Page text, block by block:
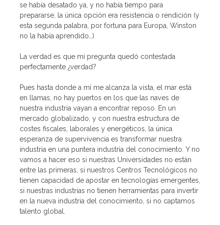
se había desatado ya, y no había tiempo para
prepararse, la única opción era resistencia o rendición (y
esta segunda palabra, por fortuna para Europa, Winston
no la había aprendido…)
La verdad es que mi pregunta quedó contestada
perfectamente ¿verdad?
Pues hasta donde a mí me alcanza la vista, el mar está
en llamas, no hay puertos en los que las naves de
nuestra industria vayan a encontrar reposo. En un
mercado globalizado, y con nuestra estructura de
costes fiscales, laborales y energéticos, la única
esperanza de supervivencia es transformar nuestra
industria en una puntera industria del conocimiento. Y no
vamos a hacer eso si nuestras Universidades no están
entre las primeras, si nuestros Centros Tecnológicos no
tienen capacidad de apostar en tecnologías emergentes,
si nuestras industrias no tienen herramientas para invertir
en la nueva industria del conocimiento, si no captamos
talento global.